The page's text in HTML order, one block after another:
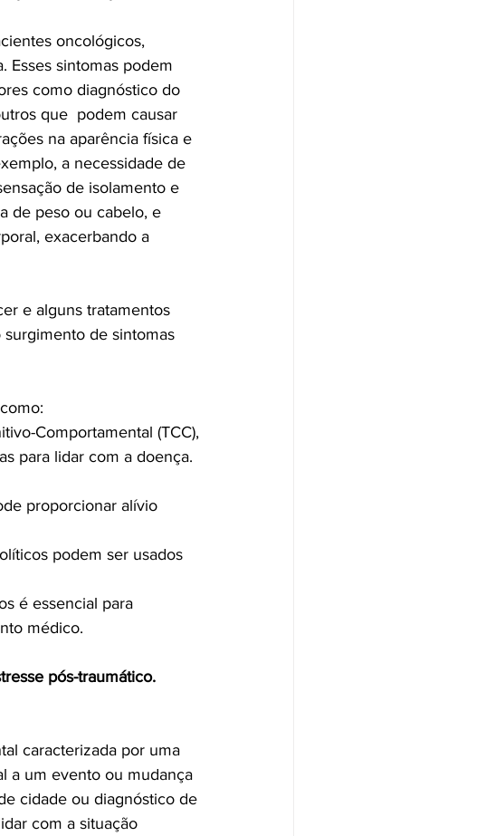
oncológicos,
Esses sintomas podem
como diagnóstico do
que  podem causar
na aparência física e
a necessidade de
de isolamento e
de peso ou cabelo, e
exacerbando a
e alguns tratamentos
de sintomas
Comportamental (TCC),
para lidar com a doença.
proporcionar alívio
podem ser usados
é essencial para
médico.
pós-traumático.
caracterizada por uma
a um evento ou mudança
cidade ou diagnóstico de
com a situação